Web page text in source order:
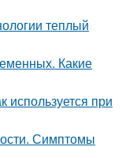
теплый
Какие
при
Симптомы